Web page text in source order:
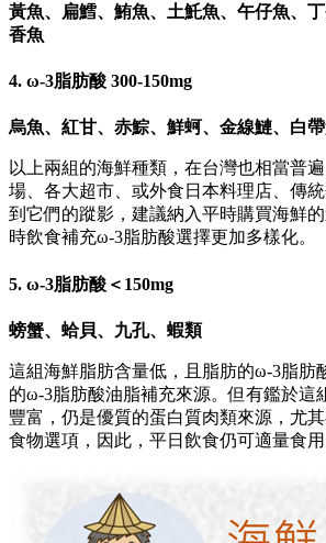
黃魚、扁鱈、鮪魚、土魠魚、午仔魚、丁
香魚
4. ω-3脂肪酸 300-150mg
烏魚、紅甘、赤鯮、鮮蚵、金線鰱、白
以上兩組的海鮮種類，在台灣也相當普
場、各大超市、或外食日本料理店、傳
到它們的蹤影，建議納入平時購買海鮮
時飲食補充ω-3脂肪酸選擇更加多樣化。
5. ω-3脂肪酸＜150mg
螃蟹、蛤貝、九孔、蝦類
這組海鮮脂肪含量低，且脂肪的ω-3脂肪
的ω-3脂肪酸油脂補充來源。但有鑑於這
豐富，仍是優質的蛋白質肉類來源，尤
食物選項，因此，平日飲食仍可適量食用